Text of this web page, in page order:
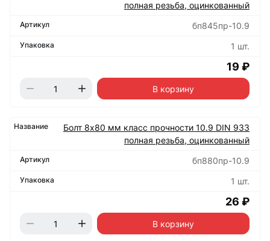
полная резьба, оцинкованный
бп845пр-10.9
1 шт.
19 ₽
В корзину
Болт 8х80 мм класс прочности 10.9 DIN 933
полная резьба, оцинкованный
бп880пр-10.9
1 шт.
26 ₽
В корзину